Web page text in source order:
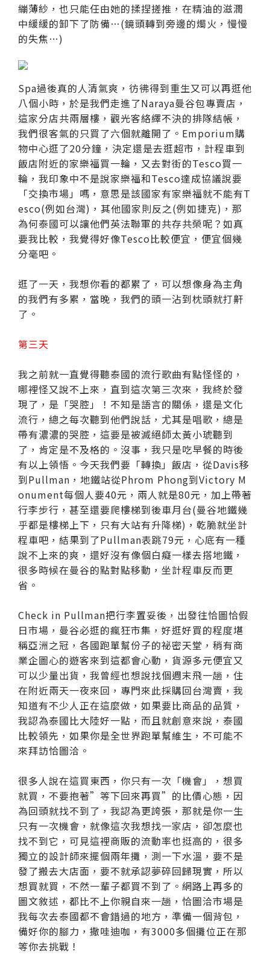
繃薄紗，也只能任由她的揉捏搓推，在精油的滋潤
中緩緩的卸下了防備…(鏡頭轉到旁邊的燭火，慢慢
的失焦…)
Spa過後真的人清氣爽，彷彿得到重生又可以再逛他
八個小時，於是我們走進了Naraya曼谷包專賣店，
這家分店共兩層樓，觀光客絡繹不決的排隊結帳，
我們很客氣的只買了六個就離開了。Emporium購
物中心逛了20分鐘，決定還是去逛超市，計程車到
飯店附近的家樂福買一輪，又去對街的Tesco買一
輪，我印象中不是說家樂福和Tesco達成協議說要
「交換市場」嗎，意思是該國家有家樂福就不能有T
esco(例如台灣)，其他國家則反之(例如捷克)，那
為何泰國可以讓他們英法聯軍的共存共榮呢？如真
要我比較，我覺得好像Tesco比較便宜，便宜個幾
分毫吧。
逛了一天，我想你看的都累了，可以想像身為主角
的我們有多累，當晚，我們的頭一沾到枕頭就打鼾
了。
第三天
我之前就一直覺得聽泰國的流行歌曲有點怪怪的，
哪裡怪又說不上來，直到這次第三次來，我終於發
現了，是「哭腔」！不知是語言的關係，還是文化
流行，總之每次聽到他們說話，尤其是唱歌，總是
帶有濃濃的哭腔，這要是被滅絕師太黃小琥聽到
了，肯定是不及格的。沒事，我只是吃早餐的時後
有以上領悟。今天我們要「轉換」飯店，從Davis移
到Pullman，地鐵站從Phrom Phong到Victory M
onument每個人要40元，兩人就是80元，加上帶著
行李步行，甚至還要爬樓梯到後車月台(曼谷地鐵幾
乎都是樓梯上下，只有大站有升降梯)，乾脆就坐計
程車吧，結果到了Pullman表跳79元，心底有一種
說不上來的爽，還好沒有像個白癡一樣去搭地鐵，
很多時候在曼谷的點對點移動，坐計程車反而更
省。
Check in Pullman把行李置妥後，出發往恰圖恰假
日市場，曼谷必逛的瘋狂市集，好逛好買的程度堪
稱亞洲之冠，各國跑單幫份子的祕密天堂，稍有商
業企圖心的遊客來到這都會心動，貨源多元便宜又
可以少量出貨，我曾經也想說找個週末飛一趟，住
在附近兩天一夜來回，專門來此採購回台灣賣，我
知道有不少人正在這麼做，如果要比商品的品質，
我認為泰國比大陸好一點，而且就創意來說，泰國
比較領先，如果你是全世界跑單幫維生，不可能不
來拜訪恰圖洽。
很多人說在這買東西，你只有一次「機會」，想買
就買，不要抱著”等下回來再買”的比價心態，因
為回頭就找不到了，我認為更誇張，那就是你一生
只有一次機會，就像這次我想找一家店，卻怎麼也
找不到它，可見這裡商販的流動率也挺高的，很多
獨立的設計師來擺個兩年攤，測一下水溫，要不是
發了搬去大店面，要不就承認夢碎回歸現實，所以
想買就買，不然一輩子都買不到了。網路上再多的
圖文敘述，都比不上你親自來一趟，恰圖洽市場是
我每次去泰國都不會錯過的地方，準備一個背包，
備好你的腳力，撒哇迪咖，有3000多個攤位正在那
等你去挑戰！